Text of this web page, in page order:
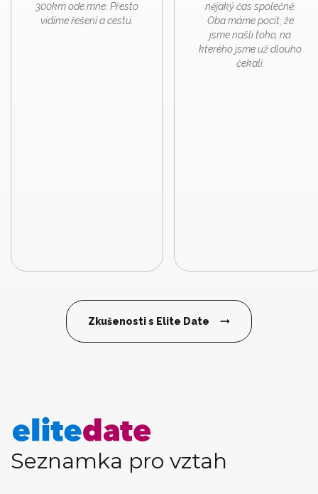
300km ode mne. Přesto
vidíme řešení a cestu.
nějaký čas společně.
Oba máme pocit, že
jsme našli toho, na
kterého jsme už dlouho
čekali.
Zkušenosti s Elite Date
Seznamka pro vztah